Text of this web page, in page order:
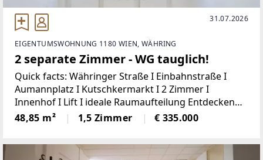
31.07.2026
EIGENTUMSWOHNUNG 1180 WIEN, WÄHRING
2 separate Zimmer - WG tauglich!
Quick facts: Währinger Straße I Einbahnstraße I
Aumannplatz I Kutschkermarkt I 2 Zimmer I
Innenhof I Lift I ideale Raumaufteilung Entdecken
Sie diese interessante 2-Zimmer-Wohnung in
ruhiger Hoflage als Rückzugsort aus einem
48,85 m² 1,5 Zimmer € 335.000